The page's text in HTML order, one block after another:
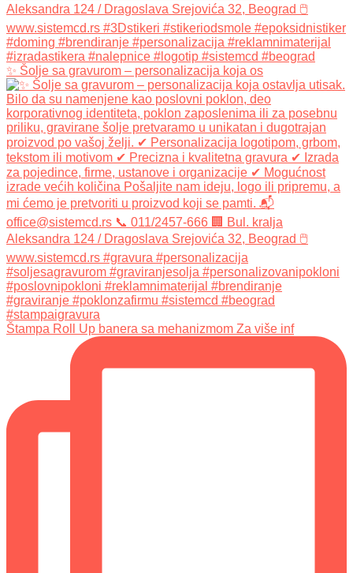
✨ Šolje sa gravurom – personalizacija koja os
Štampa Roll Up banera sa mehanizmom Za više inf